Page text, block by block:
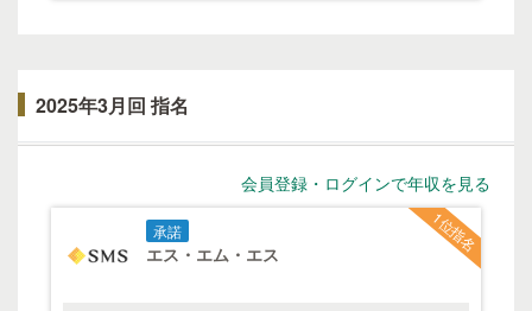
2025年3月回 指名
会員登録・ログインで年収を見る
1位指名
承諾
エス・エム・エス